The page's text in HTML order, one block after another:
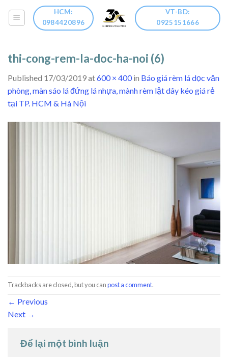
HCM:
0984420896
VT-BD:
0925151666
thi-cong-rem-la-doc-ha-noi (6)
Published 17/03/2019at600 × 400in Báo giá rèm lá dọc văn
phòng, màn sáo lá đứng lá nhựa, mành rèm lật dây kéo giá rẻ
tại TP. HCM & Hà Nội
Trackbacks are closed, but you canpost a comment.
← Previous
Next →
Để lại một bình luận